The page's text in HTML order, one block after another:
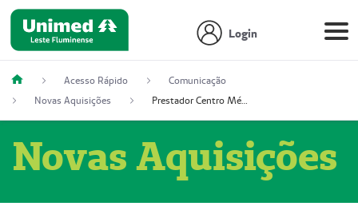
Login
Acesso Rápido
Comunicação
Novas Aquisições
Prestador Centro Médico Vitória Ltda, 51004350-4: Centro Médico Vitória Ltda (Nome Fantasia: Policlínica Master)
Novas Aquisições